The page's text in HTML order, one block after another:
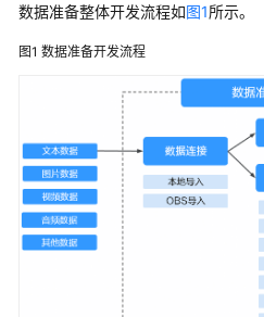
门
数
数
据
准
备
数据准备整体开发流程如图1所示。
图1 数据准备开发流程